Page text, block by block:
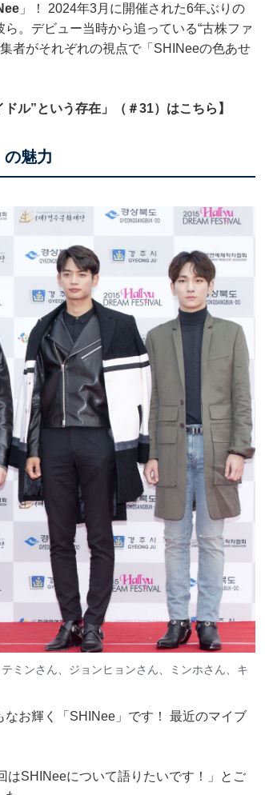
」！ 2024年3月に開催された6年ぶりの
。デビュー当時から追っている“古株ファ
者がそれぞれの視点で「SHINeeの色あせ
ル”という存在」（＃31）はこちら 】
魅力
ミンさん、ジョンヒョンさん、ミンホさん、キ
なお輝く「SHINee」です！ 最近のマイブ
はSHINeeについて語りたいです！」とご